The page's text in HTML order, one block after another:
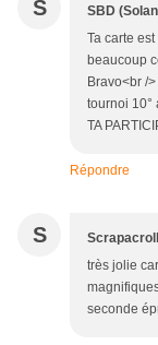
S SBD
Ta carte
beaucoup
Bravo<br /
tournoi 10°
TA
Répondre
S
très jolie
seconde